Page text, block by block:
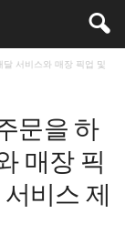
서비스와 매장 픽업 및
문을 하
매장 픽
비스 제